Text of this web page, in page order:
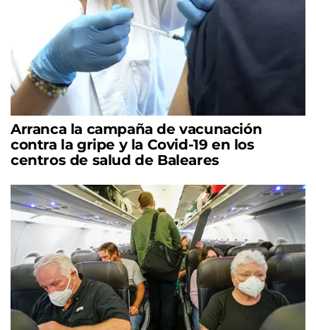
Arranca la campaña de vacunación
contra la gripe y la Covid-19 en los
centros de salud de Baleares